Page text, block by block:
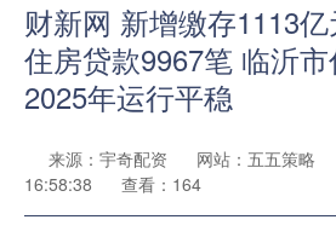
财新网 新增缴存1113
住房贷款9967笔 临沂
2025年运行平稳
来源：宇奇配资 网站：五五策略
16:58:38
查看：164